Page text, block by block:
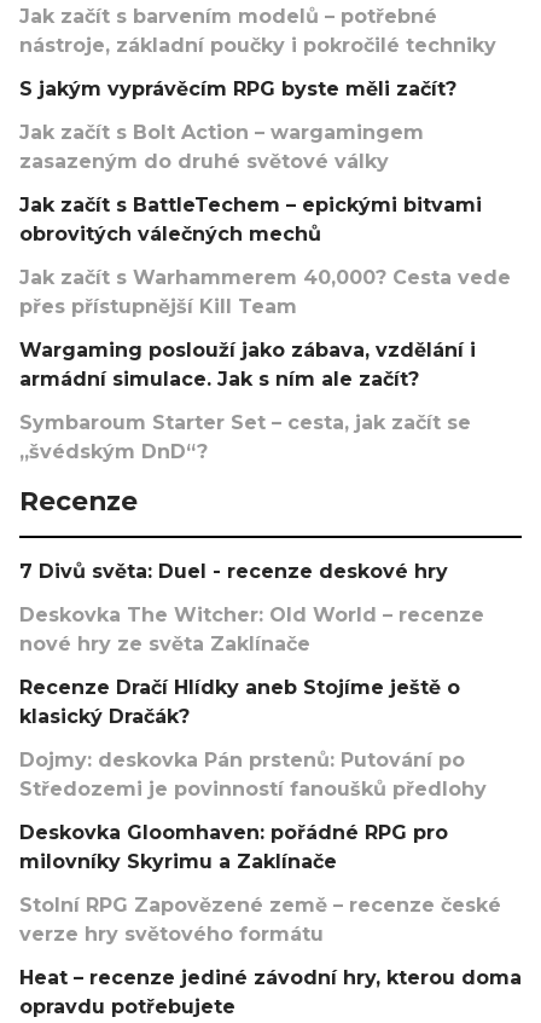
Jak začít s barvením modelů – potřebné
nástroje, základní poučky i pokročilé techniky
S jakým vyprávěcím RPG byste měli začít?
Jak začít s Bolt Action – wargamingem
zasazeným do druhé světové války
Jak začít s BattleTechem – epickými bitvami
obrovitých válečných mechů
Jak začít s Warhammerem 40,000? Cesta vede
přes přístupnější Kill Team
Wargaming poslouží jako zábava, vzdělání i
armádní simulace. Jak s ním ale začít?
Symbaroum Starter Set – cesta, jak začít se
„švédským DnD“?
Recenze
7 Divů světa: Duel - recenze deskové hry
Deskovka The Witcher: Old World – recenze
nové hry ze světa Zaklínače
Recenze Dračí Hlídky aneb Stojíme ještě o
klasický Dračák?
Dojmy: deskovka Pán prstenů: Putování po
Středozemi je povinností fanoušků předlohy
Deskovka Gloomhaven: pořádné RPG pro
milovníky Skyrimu a Zaklínače
Stolní RPG Zapovězené země – recenze české
verze hry světového formátu
Heat – recenze jediné závodní hry, kterou doma
opravdu potřebujete